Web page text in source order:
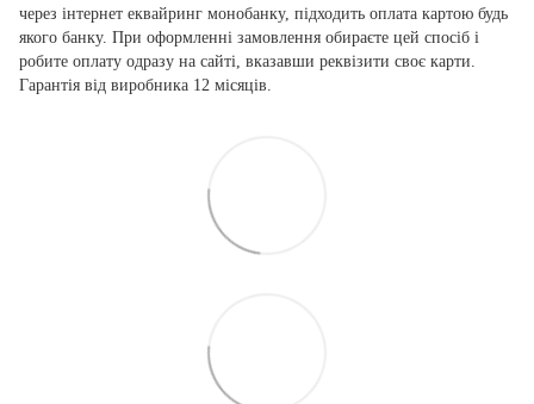
через інтернет еквайринг монобанку, підходить оплата картою будь
якого банку. При оформленні замовлення обираєте цей спосіб і
робите оплату одразу на сайті, вказавши реквізити своє карти.
Гарантія від виробника 12 місяців.